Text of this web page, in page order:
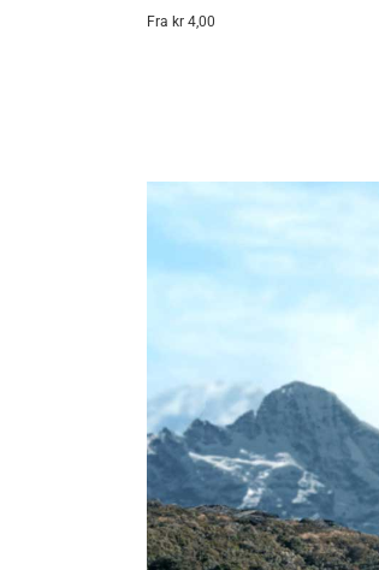
Fra kr 4,00